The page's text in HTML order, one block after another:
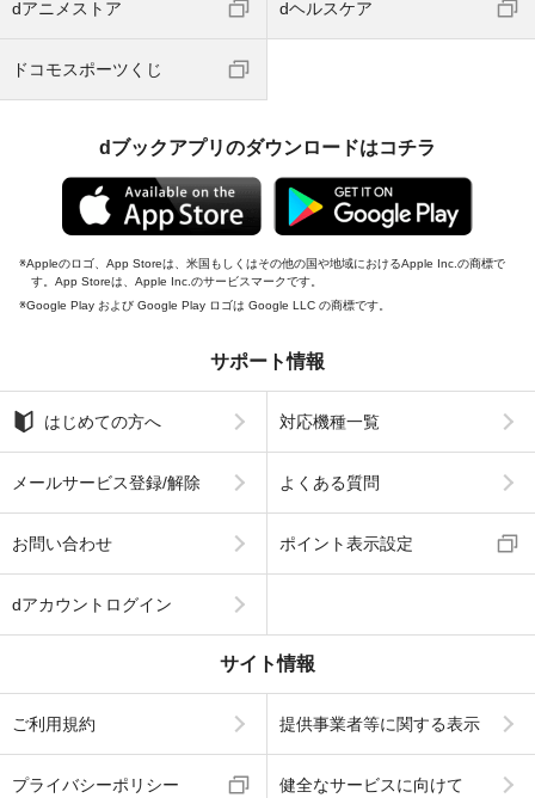
dアニメストア dヘルスケア
ドコモスポーツくじ
dブックアプリのダウンロードはコチラ
Appleのロゴ、App Storeは、米国もしくはその他の国や地域におけるApple Inc.の商標で
す。App Storeは、Apple Inc.のサービスマークです。
Google Play および Google Play ロゴは Google LLC の商標です。
サポート情報
はじめての方へ 対応機種一覧
メールサービス登録/解除 よくある質問
お問い合わせ ポイント表示設定
dアカウントログイン
サイト情報
ご利用規約 提供事業者等に関する表示
プライバシーポリシー 健全なサービスに向けて